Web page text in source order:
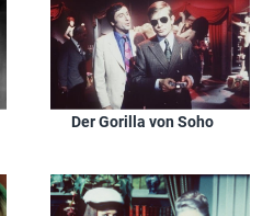
Der Gorilla von Soho